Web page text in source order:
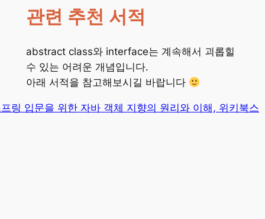
관련 추천 서적
abstract class와 interface는 계속해서 괴롭힐
수 있는 어려운 개념입니다.
아래 서적을 참고해보시길 바랍니다